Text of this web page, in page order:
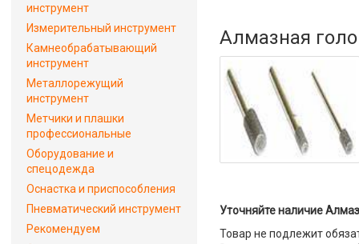
Алмазная
Уточняйте наличие
Товар не подлежит
инструмент
Измерительный инструмент
Камнеобрабатывающий
инструмент
Металлорежущий
инструмент
Метчики и плашки
профессиональные
Оборудование и
спецодежда
Оснастка и приспособления
Пневматический инструмент
Рекомендуем